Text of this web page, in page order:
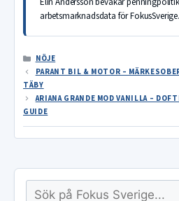
arbetsmarknadsdata för
KATEGORIER
NÖJE
PARANT BIL & MOTOR –
TÄBY
ARIANA GRANDE MOD VANILLA –
GUIDE
Sök